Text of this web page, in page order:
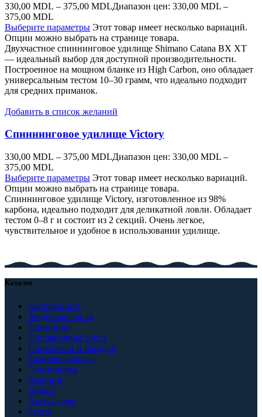
330,00 MDL – 375,00 MDLДиапазон цен: 330,00 MDL –
375,00 MDL
Выберите параметры Этот товар имеет несколько вариаций.
Опции можно выбрать на странице товара.
Двухчастное спиннинговое удилище Shimano Catana BX XT
— идеальный выбор для доступной производительности.
Построенное на мощном бланке из High Carbon, оно обладает
универсальным тестом 10–30 грамм, что идеально подходит
для средних приманок.
Добавить в список желаний
Спиннинговое удилище Victory
330,00 MDL – 375,00 MDLДиапазон цен: 330,00 MDL –
375,00 MDL
Выберите параметры Этот товар имеет несколько вариаций.
Опции можно выбрать на странице товара.
Спиннинговое удилище Victory, изготовленное из 98%
карбона, идеально подходит для деликатной ловли. Обладает
тестом 0–8 г и состоит из 2 секций. Очень легкое,
чувствительное и удобное в использовании удилище.
Каталог
Карпфишинг
Фидерная ловля
Спиннинг
Поплавочная ловля
Прикормки и насадки
Зимняя рыбалка
Экипировка
Кемпинг
Лодки
Аксессуары
Охота